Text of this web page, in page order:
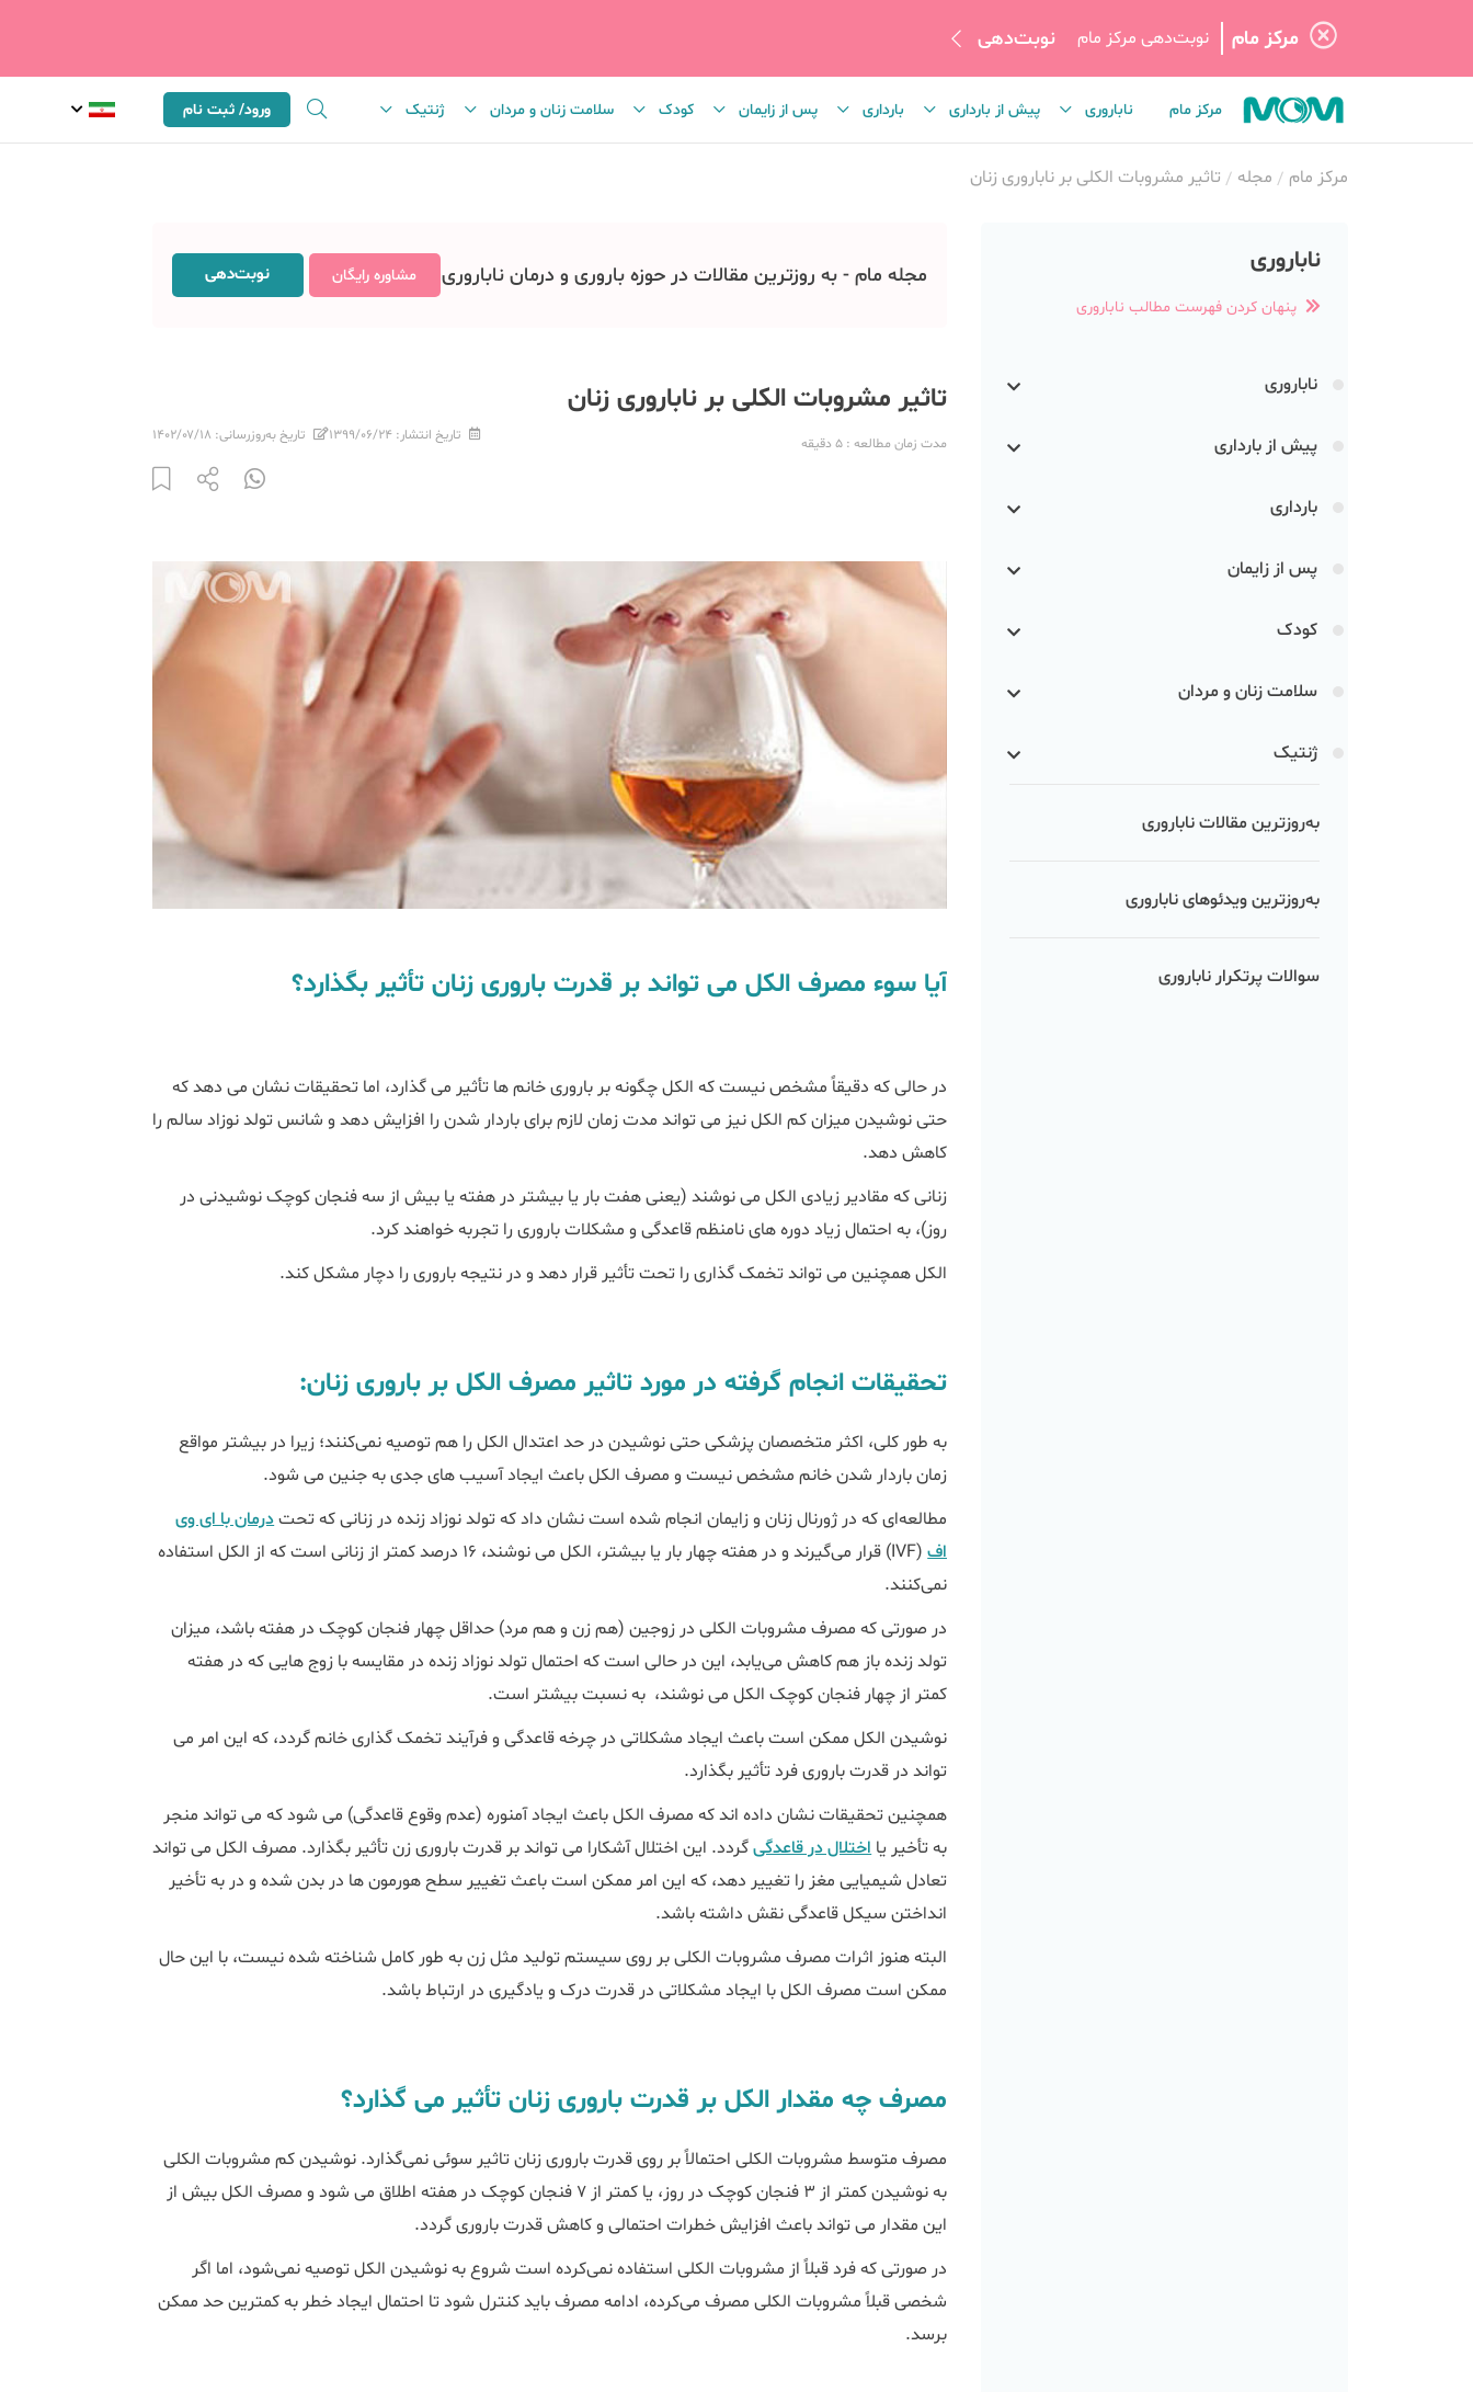
مرکز مام نوبت‌دهی مرکز مام نوبت‌دهی
مرکز مام ناباروری پیش از بارداری بارداری پس از زایمان کودک سلامت زنان و مردان ژنتیک ورود/ ثبت نام
مرکز مام مجله تاثیر مشروبات الکلی بر ناباروری زنان
ناباروری
پنهان کردن فهرست مطالب ناباروری
ناباروری
پیش از بارداری
بارداری
پس از زایمان
کودک
سلامت زنان و مردان
ژنتیک
به‌روزترین مقالات ناباروری
به‌روزترین ویدئوهای ناباروری
سوالات پرتکرار ناباروری
مجله مام - به روزترین مقالات در حوزه باروری و درمان ناباروری مشاوره رایگان نوبت‌دهی
تاثیر مشروبات الکلی بر ناباروری زنان
مدت زمان مطالعه: 5 دقیقه تاریخ انتشار:۱۳۹۹/۰۶/۲۴ تاریخ به‌روزرسانی: ۱۴۰۲/۰۷/۱۸
آیا سوء مصرف الکل می تواند بر قدرت باروری زنان تأثیر بگذارد؟
در حالی که دقیقاً مشخص نیست که الکل چگونه بر باروری خانم ها تأثیر می گذارد، اما تحقیقات نشان می دهد که
حتی نوشیدن میزان کم الکل نیز می تواند مدت زمان لازم برای باردار شدن را افزایش دهد و شانس تولد نوزاد سالم را
کاهش دهد.
زنانی که مقادیر زیادی الکل می نوشند (یعنی هفت بار یا بیشتر در هفته یا بیش از سه فنجان کوچک نوشیدنی در
روز)، به احتمال زیاد دوره های نامنظم قاعدگی و مشکلات باروری را تجربه خواهند کرد.
الکل همچنین می تواند تخمک گذاری را تحت تأثیر قرار دهد و در نتیجه باروری را دچار مشکل کند.
تحقیقات انجام گرفته در مورد تاثیر مصرف الکل بر باروری زنان:
به طور کلی، اکثر متخصصان پزشکی حتی نوشیدن در حد اعتدال الکل را هم توصیه نمی‌کنند؛ زیرا در بیشتر مواقع
زمان باردار شدن خانم مشخص نیست و مصرف الکل باعث ایجاد آسیب‌ های جدی به جنین می شود.
مطالعه‌ای که در ژورنال زنان و زایمان انجام شده است نشان داد که تولد نوزاد زنده در زنانی که تحتدرمان با ای وی
اف
(IVF) قرار می‌گیرند و در هفته چهار بار یا بیشتر، الکل می نوشند، 16 درصد کمتر از زنانی‌ است که از الکل استفاده
نمی‌کنند.
در صورتی که مصرف مشروبات الکلی در زوجین (هم زن و هم مرد) حداقل چهار فنجان کوچک در هفته باشد، میزان
تولد زنده باز هم کاهش می‌یابد، این در حالی است که احتمال تولد نوزاد زنده در مقایسه با زوج‌ هایی که در هفته
کمتر از چهار فنجان کوچک الکل می نوشند، به نسبت بیشتر است.
نوشیدن الکل ممکن است باعث ایجاد مشکلاتی در چرخه قاعدگی و فرآیند تخمک گذاری خانم گردد، که این امر می
تواند در قدرت باروری فرد تأثیر بگذارد.
همچنین تحقیقات نشان داده اند كه مصرف الكل باعث ایجاد آمنوره (عدم وقوع قاعدگی) می شود که می تواند منجر
به تأخیر یااختلال در قاعدگیگردد. این اختلال آشکارا می تواند بر قدرت باروری زن تأثیر بگذارد. مصرف الکل می تواند
تعادل شیمیایی مغز را تغییر دهد، که این امر ممکن است باعث تغییر سطح هورمون ها در بدن شده و در به تأخیر
انداختن سیکل قاعدگی نقش داشته باشد.
البته هنوز اثرات مصرف مشروبات الکلی بر روی سیستم تولید مثل زن به طور کامل شناخته شده نیست، با این حال
ممکن است مصرف الکل با ایجاد مشکلاتی در قدرت درک و یادگیری در ارتباط باشد.
مصرف چه مقدار الکل بر قدرت باروری زنان تأثیر می گذارد؟
مصرف متوسط ​​مشروبات الکلی احتمالاً بر روی قدرت باروری زنان تاثیر سوئی نمی‌گذارد. نوشیدن کم مشروبات الکلی
به نوشیدن کمتر از 3 فنجان کوچک در روز، یا کمتر از 7 فنجان کوچک در هفته اطلاق می شود و مصرف الکل بیش از
این مقدار می تواند باعث افزایش خطرات احتمالی و کاهش قدرت باروری گردد.
در صورتی که فرد قبلاً از مشروبات الکلی استفاده نمی‌کرده است شروع به نوشیدن الکل توصیه نمی‌شود، اما اگر
شخصی قبلاً مشروبات الکلی مصرف می‌کرده، ادامه‌ مصرف باید کنترل شود تا احتمال ایجاد خطر به کمترین حد ممکن
برسد.